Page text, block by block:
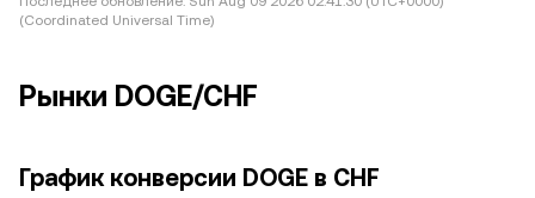
(Coordinated Universal Time)
Рынки DOGE/CHF
График конверсии DOGE в CHF